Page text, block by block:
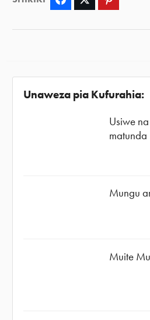
Unaweza pia Kufurahia:
Usiwe
matunda
Mungu
Muite